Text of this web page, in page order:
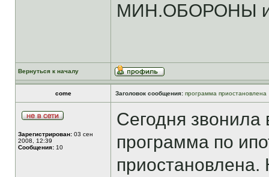
МИН.ОБОРОНЫ и
Вернуться к началу
come Заголовок сообщения: программа приостановлена
Зарегистрирован: 03 сен
2008, 12:39
Сообщения: 10
Сегодня звонила
программа по
приостановлена.